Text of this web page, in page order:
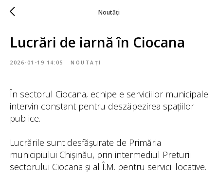
Noutăți
Lucrări de iarnă în Ciocana
2026-01-19 14:05 NOUTAȚI
În sectorul Ciocana, echipele serviciilor municipale
intervin constant pentru deszăpezirea spațiilor
publice.
Lucrările sunt desfășurate de Primăria
municipiului Chișinău, prin intermediul Preturii
sectorului Ciocana și al Î.M. pentru servicii locative.